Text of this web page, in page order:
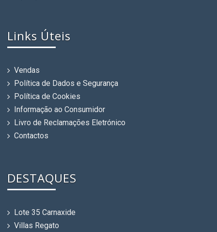
Links Úteis
Vendas
Política de Dados e Segurança
Política de Cookies
Informação ao Consumidor
Livro de Reclamações Eletrónico
Contactos
DESTAQUES
Lote 35 Carnaxide
Villas Regato